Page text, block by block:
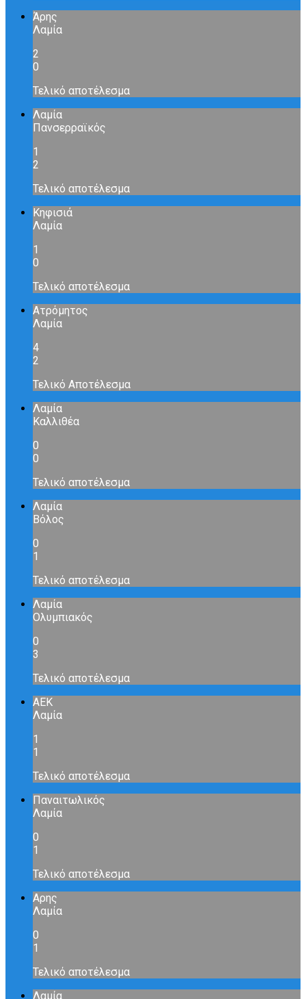
Άρης
Λαμία
2
0
Τελικό αποτέλεσμα
Λαμία
Πανσερραϊκός
1
2
Τελικό αποτέλεσμα
Κηφισιά
Λαμία
1
0
Τελικό αποτέλεσμα
Ατρόμητος
Λαμία
4
2
Τελικό Αποτέλεσμα
Λαμία
Καλλιθέα
0
0
Τελικό αποτέλεσμα
Λαμία
Βόλος
0
1
Τελικό αποτέλεσμα
Λαμία
Ολυμπιακός
0
3
Τελικό αποτέλεσμα
ΑΕΚ
Λαμία
1
1
Τελικό αποτέλεσμα
Παναιτωλικός
Λαμία
0
1
Τελικό αποτέλεσμα
Αρης
Λαμία
0
1
Τελικό αποτέλεσμα
Λαμία